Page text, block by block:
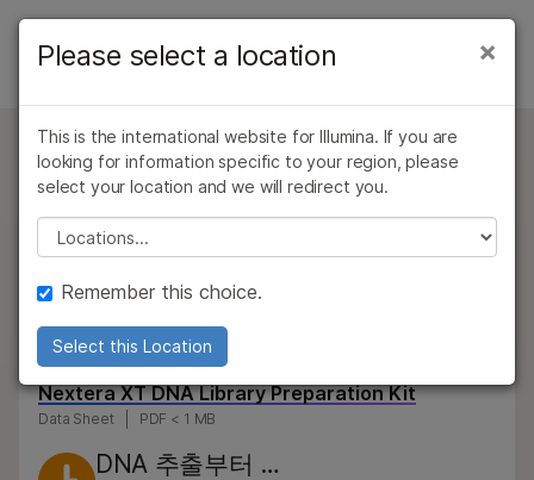
학습
지원
추천 링크
유형별
관심 영역별
기기 호환성별
제품군별
전체 제품 살펴보기
제품 번들
문의 사항
Nextera XT DNA Library
Preparation Kit
낮은 DNA 사용량 요구 사항에 따라 작은 유전체, PCR
앰플리콘, 플라스미드, cDNA 시퀀싱을 위한 DNA
제공합니다.
Nextera XT DNA Library Preparation Kit
Data Sheet PDF < 1 MB
DNA 추출부터 …
×
Please select a location
This is the international website for Illumina. If you are
looking for information specific to your region, please
select your location and we will redirect you.
Please select a location
Remember this choice.
Select this Location
있습니다. 주요 관심 분야를 선택해 주세요:
×
암 연구
미생물학 연구
농업유전체학 연구
복합 질환 연구
임상 종양학 연구
생식 보건 연구
유전 및 희귀 질환